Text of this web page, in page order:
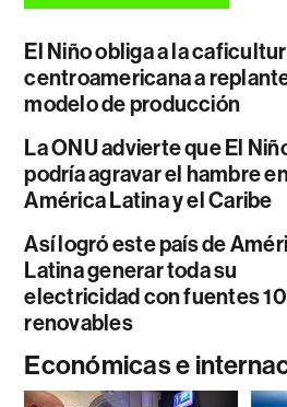
El Niño obliga a la
centroamericana a
modelo de producción
La ONU advierte que El
podría agravar el hambre
América Latina y el Caribe
Así logró este país de
Latina generar toda su
electricidad con fuentes
renovables
Económicas e